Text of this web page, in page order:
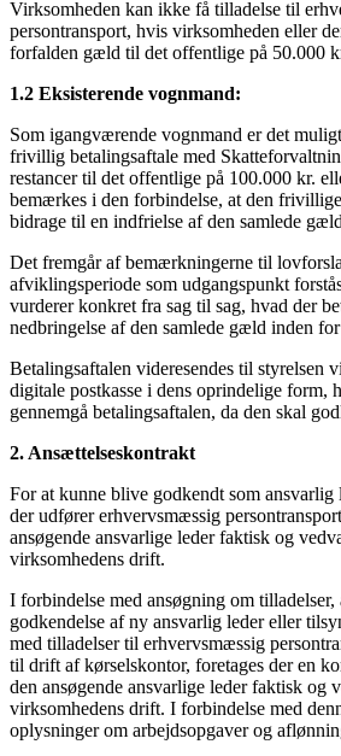
Virksomheden kan ikke få tilladelse til
persontransport, hvis virksomheden eller
forfalden gæld til det offentlige på 50.000
1.2 Eksisterende vognmand:
Som igangværende vognmand er det
frivillig betalingsaftale med
restancer til det offentlige på 100.000 kr.
bemærkes i den forbindelse, at den
bidrage til en indfrielse af den samlede
Det fremgår af bemærkningerne til
afviklingsperiode som udgangspunkt
vurderer konkret fra sag til sag, hvad der
nedbringelse af den samlede gæld inden
Betalingsaftalen videresendes til styrelsen
digitale postkasse i dens oprindelige form,
gennemgå betalingsaftalen, da den skal
2. Ansættelseskontrakt
For at kunne blive godkendt som ansvarlig
der udfører erhvervsmæssig
ansøgende ansvarlige leder faktisk og
virksomhedens drift.
I forbindelse med ansøgning om tilladelser,
godkendelse af ny ansvarlig leder eller
med tilladelser til erhvervsmæssig
til drift af kørselskontor, foretages der en
den ansøgende ansvarlige leder faktisk og
virksomhedens drift. I forbindelse med
oplysninger om arbejdsopgaver og